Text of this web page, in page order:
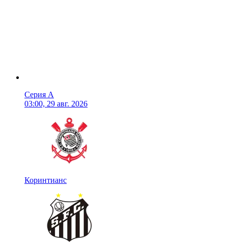
Серия А
03:00, 29 авг. 2026
Коринтианс